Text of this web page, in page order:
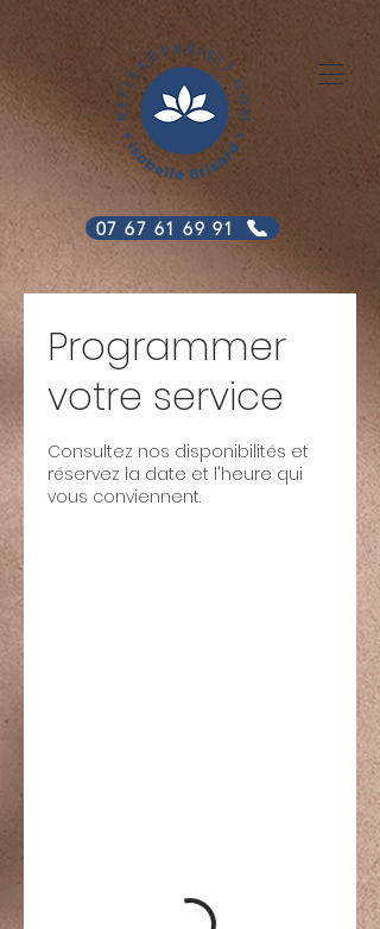
07 67 61 69 91
Programmer
votre service
Consultez nos disponibilités et
réservez la date et l'heure qui
vous conviennent.